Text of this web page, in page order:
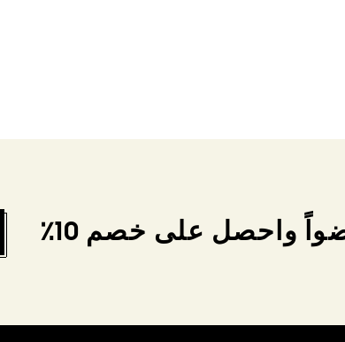
واحصل على خصم 10٪